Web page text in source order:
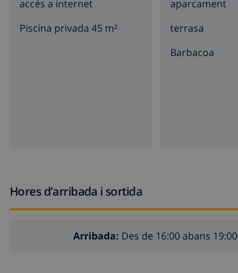
accés a internet
Piscina privada 45 m²
aparcament
terrasa
barbacoa
Hores d’arribada i sortida
Arribada: Des de 16:00 abans 19:00